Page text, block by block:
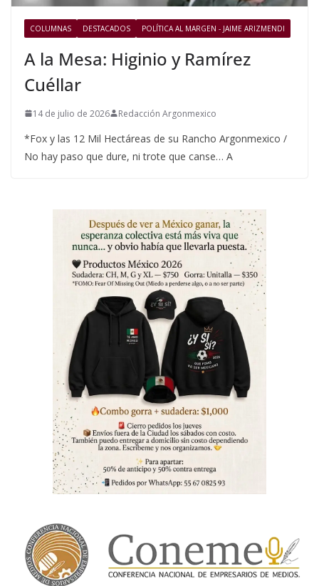
COLUMNAS DESTACADOS POLÍTICA AL MARGEN - JAIME ARIZMENDI
A la Mesa: Higinio y Ramírez
Cuéllar
14 de julio de 2026 Redacción Argonmexico
*Fox y las 12 Mil Hectáreas de su Rancho Argonmexico /
No hay paso que dure, ni trote que canse… A